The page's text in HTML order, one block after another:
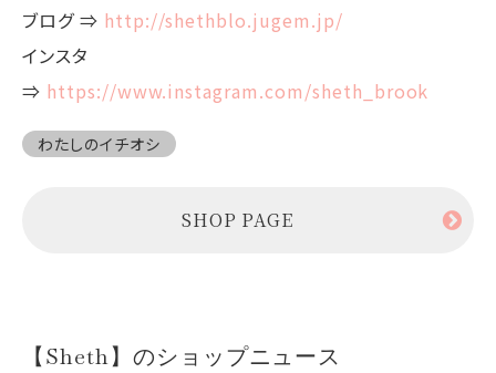
ブログ ⇒ http://shethblo.jugem.jp/
インスタ
⇒ https://www.instagram.com/sheth_brook
わたしのイチオシ
SHOP PAGE
【Sheth】のショップニュース